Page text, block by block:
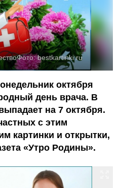
Фото:bestkartinki.ru
октября
день врача. В
на 7 октября.
с этим
картинки и открытки,
«Утро Родины».